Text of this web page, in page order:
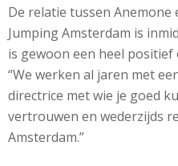
De relatie tussen Anemone
Jumping Amsterdam is
is gewoon een heel positief
“We werken al jaren met
directrice met wie je goed
vertrouwen en wederzijds
Amsterdam.”